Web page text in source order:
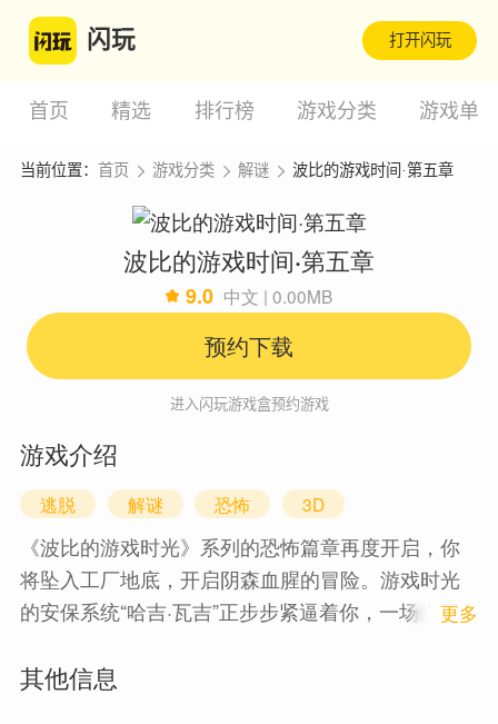
闪玩 打开闪玩
首页 精选 排行榜 游戏分类 游戏单
当前位置： 首页 游戏分类 解谜 波比的游戏时间·第五章
波比的游戏时间·第五章
9.0 中文 | 0.00MB
预约下载
进入闪玩游戏盒预约游戏
游戏介绍
逃脱 解谜 恐怖 3D
《波比的游戏时光》系列的恐怖篇章再度开启，你
将坠入工厂地底，开启阴森血腥的冒险。游戏时光
的安保系统“哈吉·瓦吉”正步步紧逼着你，一场生死
你失去了仅有的盟友，当踏入那片属于他的深渊领
1 更多
其他信息